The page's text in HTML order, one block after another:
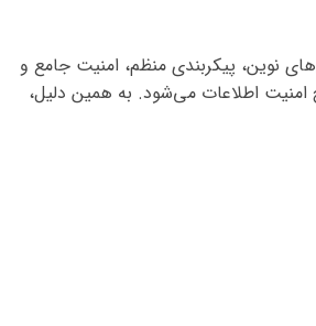
نوین، پیکربندی منظم، امنیت جامع و
امنیت اطلاعات می‌شود. به همین دلیل،